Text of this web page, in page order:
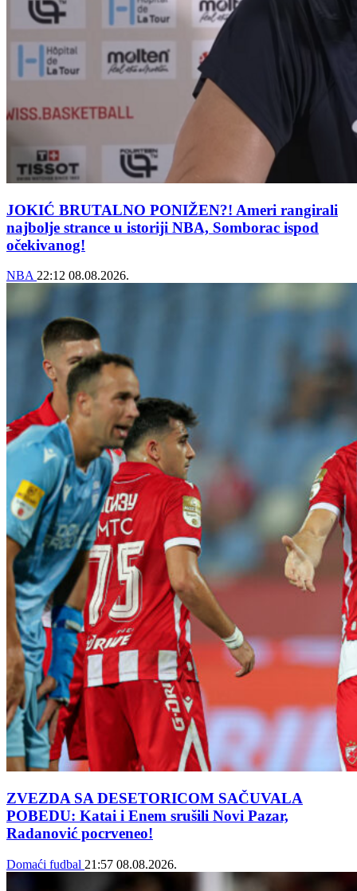
JOKIĆ BRUTALNO PONIŽEN?! Ameri rangirali
najbolje strance u istoriji NBA, Somborac ispod
očekivanog!
NBA22:12 08.08.2026.
ZVEZDA SA DESETORICOM SAČUVALA
POBEDU: Katai i Enem srušili Novi Pazar,
Radanović pocrveneo!
Domaći fudbal 21:57 08.08.2026.